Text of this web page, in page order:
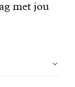
met jou